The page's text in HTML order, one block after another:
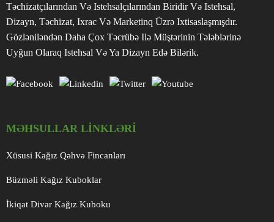
Təchizatçılarından Və Istehsalçılarından Biridir Və Istehsal,
Dizayn, Təchizat, Ixrac Və Marketinq Üzrə Ixtisaslaşmışdır.
Gözləniləndən Daha Çox Təcrübə Ilə Müştərinin Tələblərinə
Uyğun Olaraq Istehsal Və Ya Dizayn Edə Bilərik.
MƏHSULLAR LINKLƏRI
Xüsusi Kağız Qəhvə Fincanları
Büzməli Kağız Kuboklar
İkiqat Divar Kağız Kuboku